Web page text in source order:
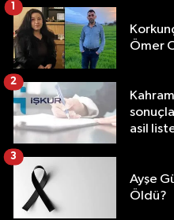
Ömer
1
asil
2
Ayşe
Öldü?
3